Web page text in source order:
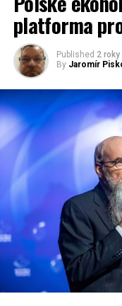
platforma
Published 2 roky
By Jaromír